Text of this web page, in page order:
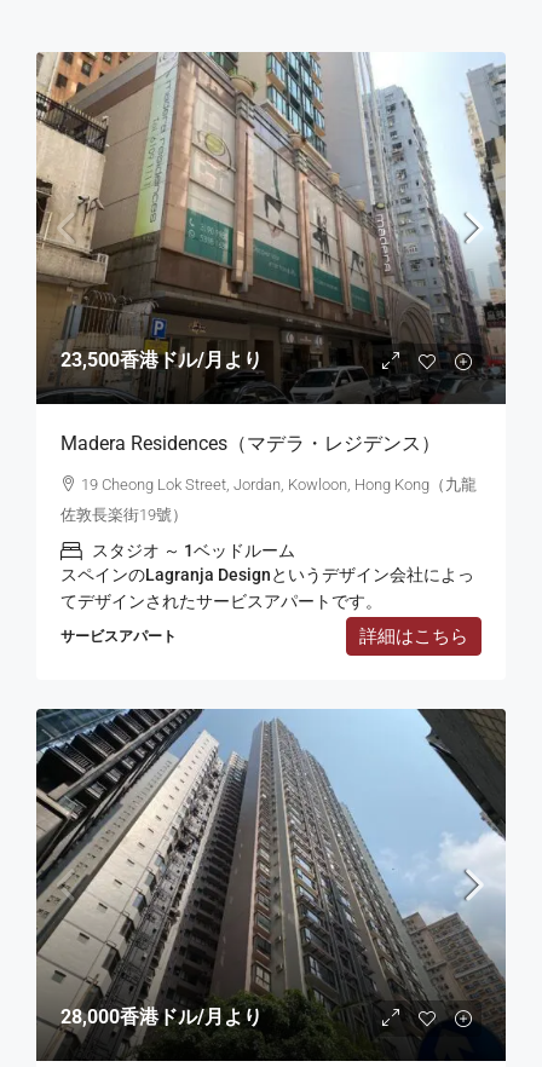
23,500香港ドル/月より
Madera Residences（マデラ・レジデンス）
19 Cheong Lok Street, Jordan, Kowloon, Hong Kong（九龍
佐敦長楽街19號）
スタジオ ～ 1ベッドルーム
スペインのLagranja Designというデザイン会社によっ
てデザインされたサービスアパートです。
サービスアパート 詳細はこちら
28,000香港ドル/月より